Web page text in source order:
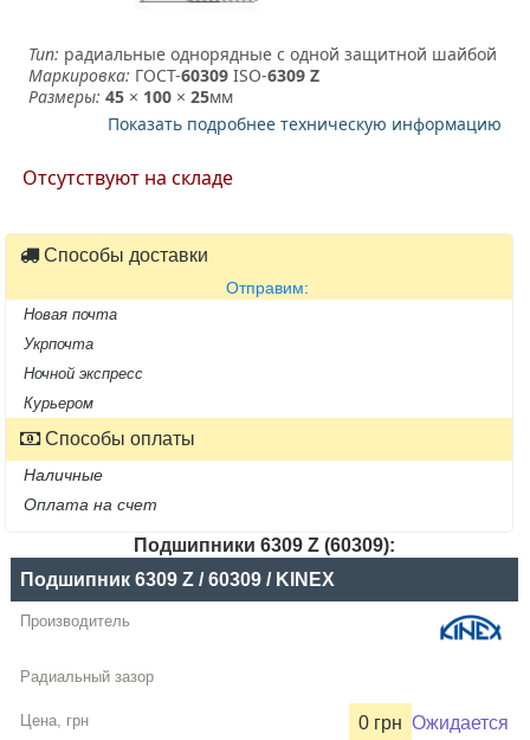
Тип: радиальные однорядные с одной защитной шайбой
Маркировка: ГОСТ-60309 ­ ISO-6309 Z
Размеры: 45 × 100 ×25мм
Показать подробнее техническую информацию
Отсутствуют на складе
Способы доставки
Отправим:
Новая почта
Укрпочта
Ночной экспресс
Курьером
Способы оплаты
Наличные
Оплата на счет
Подшипники 6309 Z (60309):
Название
Производитель
Радиальный
зазор
Цена,
Подшипник 6309 Z / 60309 / KINEX
0 грн Ожидается